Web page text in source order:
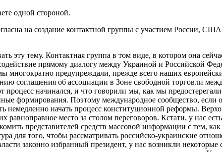
одной стороной.
на создание контактной группы с участием России,
эту тему. Контактная группа в том виде, в котором она
прямому диалогу между Украиной и Российской
предупреждали, прежде всего наших
соглашения об ассоциации в Зоне свободной торговли
процесс начинался, и что говорили мы, как мы
формирования. Поэтому международное сообщество, если
немедленно начать процесс конституционной реформы.
равноправное место за столом переговоров. Кстати, у нас
представителей средств массовой информации с тем,
для того, чтобы рассматривать российско-украинские
законно избранный президент, у нас возникли